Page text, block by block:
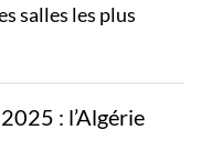
salles les plus
: l’Algérie